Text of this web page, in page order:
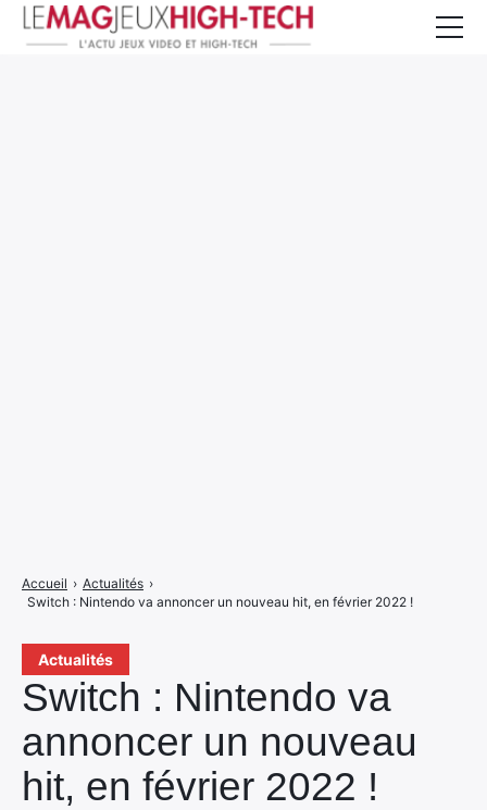
Actualités
Switch : Nintendo va
annoncer un nouveau
hit, en février 2022 !
Accueil › Actualités ›
Switch : Nintendo va annoncer un nouveau hit, en février 2022 !